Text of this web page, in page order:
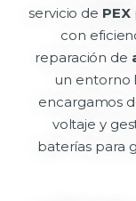
servicio de PEX
con
reparación de
un entorno
encargamos
voltaje y
baterías para